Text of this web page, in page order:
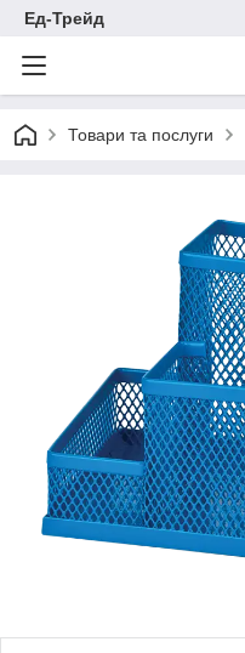
Ед-Трейд
Товари та послуги